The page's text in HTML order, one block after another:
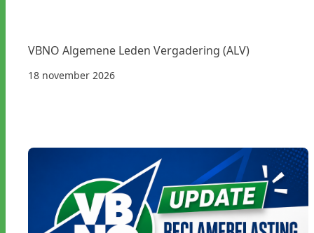
VBNO Algemene Leden Vergadering (ALV)
18 november 2026